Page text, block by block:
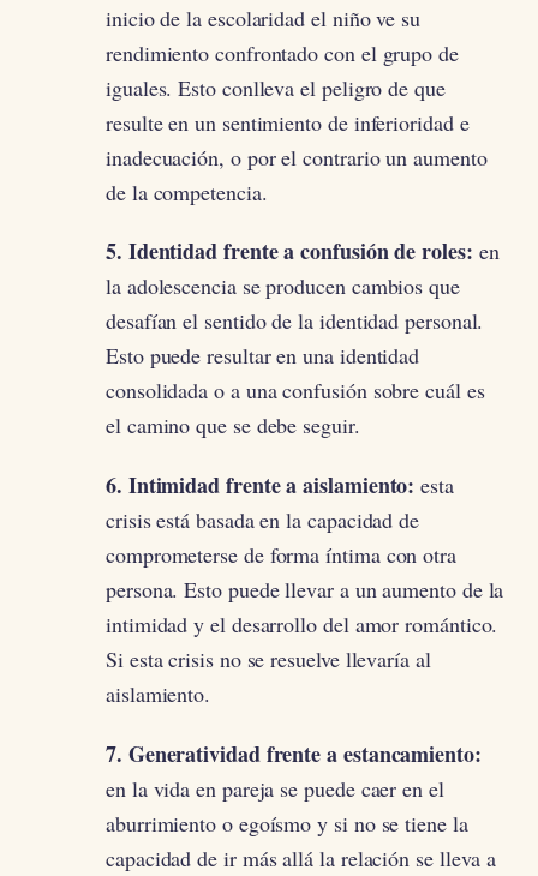
inicio de la escolaridad el niño ve su
rendimiento confrontado con el grupo de
iguales. Esto conlleva el peligro de que
resulte en un sentimiento de inferioridad e
inadecuación, o por el contrario un aumento
de la competencia.
5. Identidad frente a confusión de roles: en
la adolescencia se producen cambios que
desafían el sentido de la identidad personal.
Esto puede resultar en una identidad
consolidada o a una confusión sobre cuál es
el camino que se debe seguir.
6. Intimidad frente a aislamiento: esta
crisis está basada en la capacidad de
comprometerse de forma íntima con otra
persona. Esto puede llevar a un aumento de la
intimidad y el desarrollo del amor romántico.
Si esta crisis no se resuelve llevaría al
aislamiento.
7. Generatividad frente a estancamiento:
en la vida en pareja se puede caer en el
aburrimiento o egoísmo y si no se tiene la
capacidad de ir más allá la relación se lleva a